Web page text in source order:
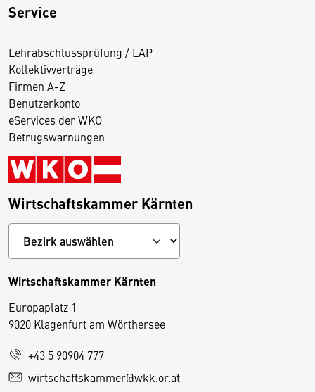
Service
Lehrabschlussprüfung / LAP
Kollektivverträge
Firmen A-Z
Benutzerkonto
eServices der WKO
Betrugswarnungen
Wirtschaftskammer Kärnten
Wirtschaftskammer Kärnten
Europaplatz 1
9020 Klagenfurt am Wörthersee
+43 5 90904 777
wirtschaftskammer@wkk.or.at
D